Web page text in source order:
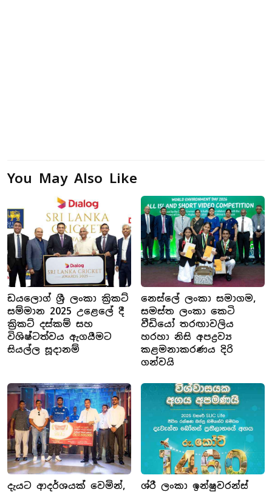
You May Also Like
ඩයලොග් ශ්‍රී ලංකා ක්‍රිකට්
සම්මාන 2025 උළෙලේ දී
ක්‍රිකට් දස්කම් සහ
විශිෂ්ටත්වය ඇගයීමට
සියල්ල සූදානම්
නෙස්ලේ ලංකා සමාගම,
සමස්ත ලංකා කෙටි
වීඩියෝ තරඟාවලිය
හරහා නිසි අපද්‍රව්‍ය
කළමනාකරණය දිරි
ගන්වයි
දැයට ආදර්ශයක් වෙමින්,
ශ්රී ලංකා ඉන්ෂුවරන්ස්